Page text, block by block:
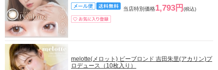
当店特別価格1,793円 (税込)
melotte(メロット) ビーブロンド 吉田朱里(アカリン)プ
ロデュース（10枚入り）